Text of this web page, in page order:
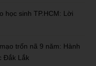
học sinh TP.HCM: Lời
trốn nã 9 năm: Hành
Đắk Lắk